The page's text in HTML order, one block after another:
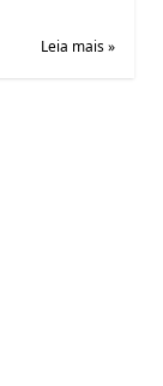
Leia mais »